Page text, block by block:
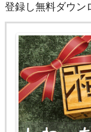
登録し無料ダウン